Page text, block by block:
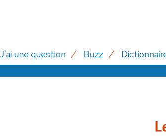
une question Buzz